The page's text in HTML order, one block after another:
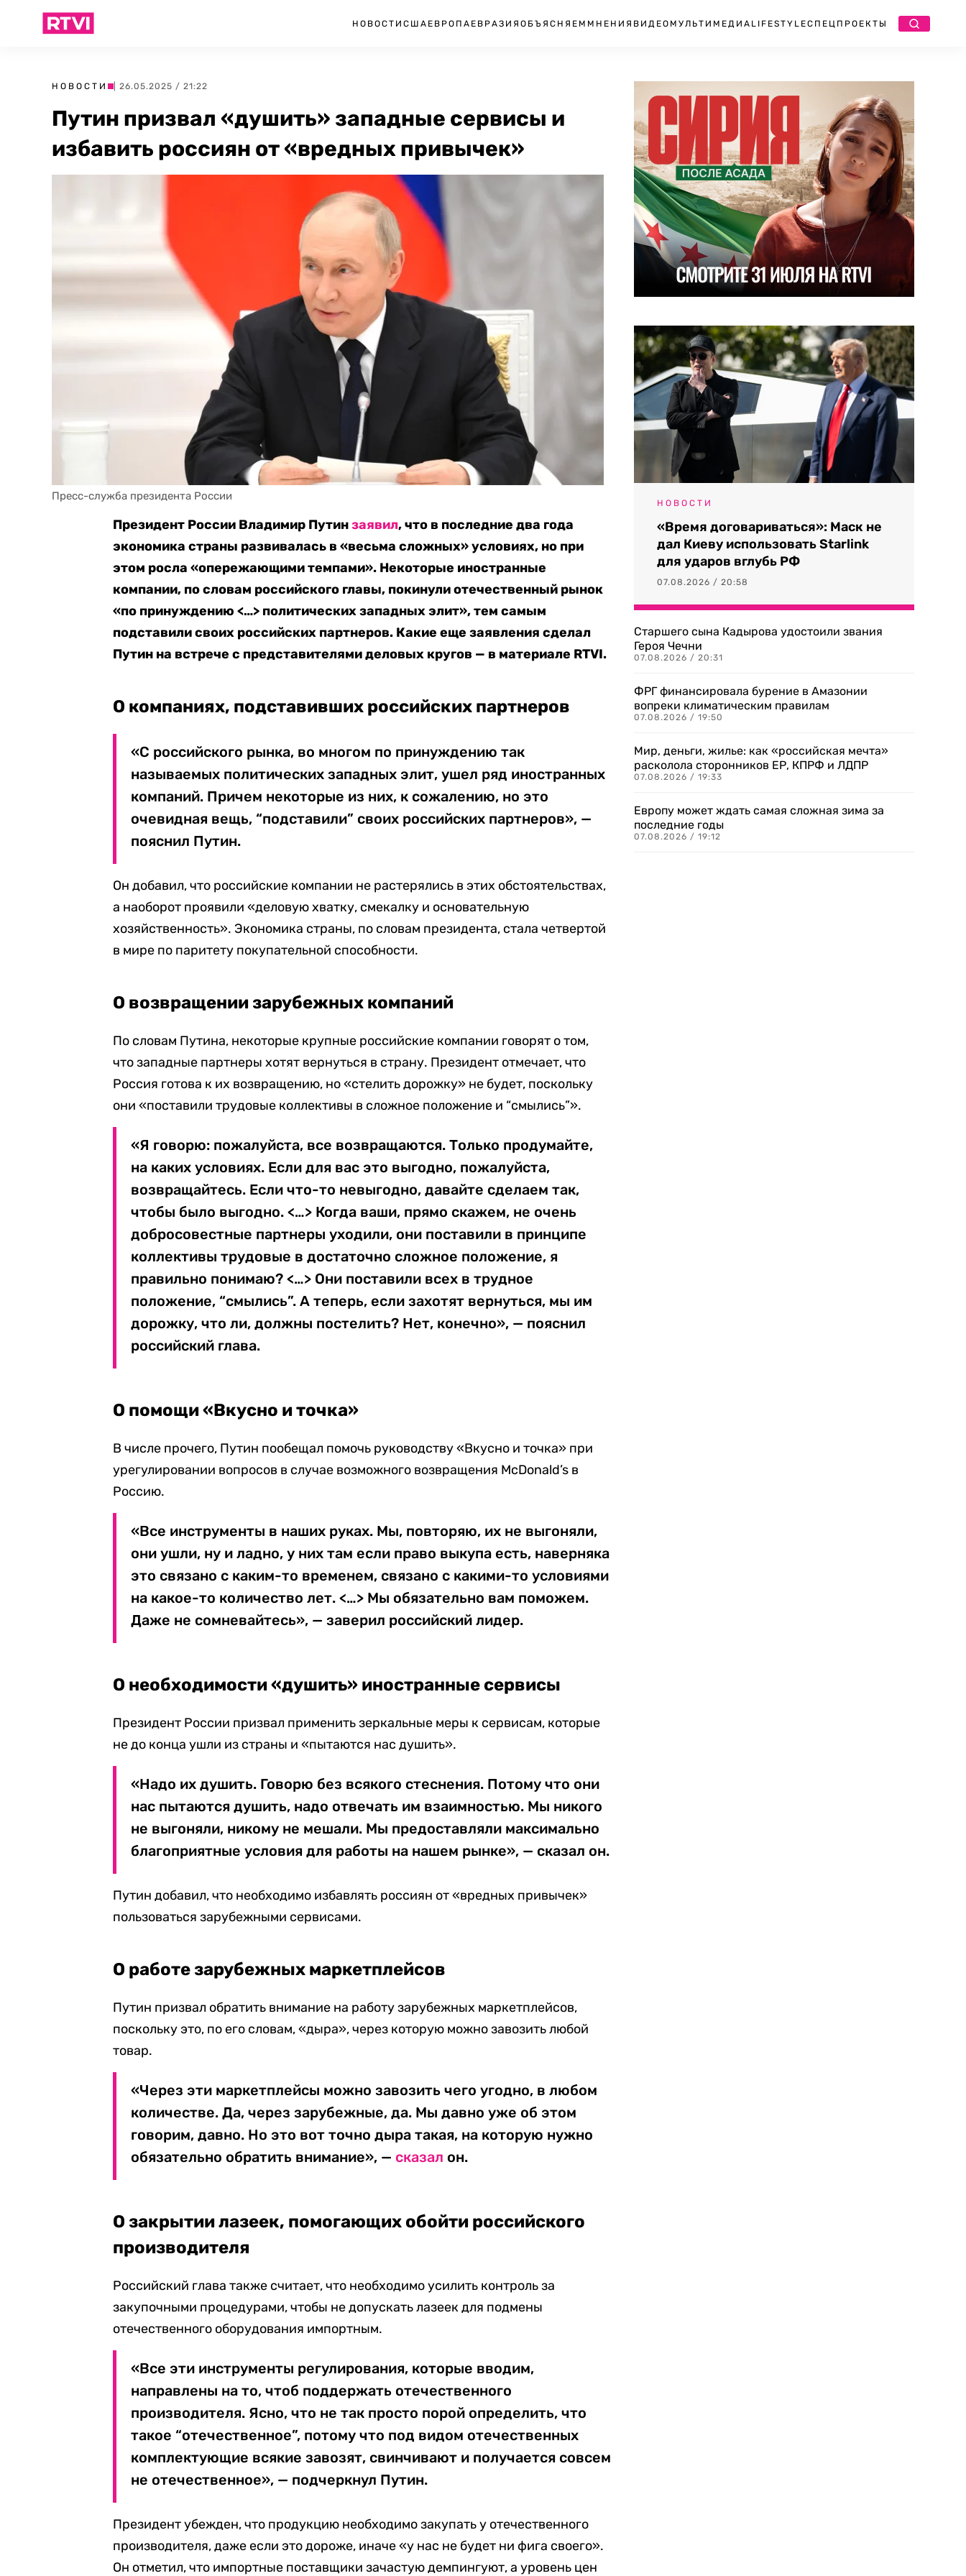
НОВОСТИ США ЕВРОПА ЕВРАЗИЯ ОБЪЯСНЯЕМ МНЕНИЯ ВИДЕО МУЛЬТИМЕДИА LIFESTYLEСПЕЦПРОЕКТЫ
НОВОСТИ | 26.05.2025 / 21:22
Путин призвал «душить» западные сервисы и
избавить россиян от «вредных привычек»
Пресс-служба президента России
Президент России Владимир Путинзаявил, что в последние два года
экономика страны развивалась в «весьма сложных» условиях, но при
этом росла «опережающими темпами». Некоторые иностранные
компании, по словам российского главы, покинули отечественный рынок
«по принуждению <…> политических западных элит», тем самым
подставили своих российских партнеров. Какие еще заявления сделал
Путин на встрече с представителями деловых кругов — в материале RTVI.
О компаниях, подставивших российских партнеров
«С российского рынка, во многом по принуждению так
называемых политических западных элит, ушел ряд иностранных
компаний. Причем некоторые из них, к сожалению, но это
очевидная вещь, “подставили” своих российских партнеров», —
пояснил Путин.
Он добавил, что российские компании не растерялись в этих обстоятельствах,
а наоборот проявили «деловую хватку, смекалку и основательную
хозяйственность». Экономика страны, по словам президента, стала четвертой
в мире по паритету покупательной способности.
О возвращении зарубежных компаний
По словам Путина, некоторые крупные российские компании говорят о том,
что западные партнеры хотят вернуться в страну. Президент отмечает, что
Россия готова к их возвращению, но «стелить дорожку» не будет, поскольку
они «поставили трудовые коллективы в сложное положение и “смылись”».
«Я говорю: пожалуйста, все возвращаются. Только продумайте,
на каких условиях. Если для вас это выгодно, пожалуйста,
возвращайтесь. Если что-то невыгодно, давайте сделаем так,
чтобы было выгодно. <…> Когда ваши, прямо скажем, не очень
добросовестные партнеры уходили, они поставили в принципе
коллективы трудовые в достаточно сложное положение, я
правильно понимаю? <…> Они поставили всех в трудное
положение, “смылись”. А теперь, если захотят вернуться, мы им
дорожку, что ли, должны постелить? Нет, конечно», — пояснил
российский глава.
О помощи «Вкусно и точка»
В числе прочего, Путин пообещал помочь руководству «Вкусно и точка» при
урегулировании вопросов в случае возможного возвращения McDonald’s в
Россию.
«Все инструменты в наших руках. Мы, повторяю, их не выгоняли,
они ушли, ну и ладно, у них там если право выкупа есть, наверняка
это связано с каким-то временем, связано с какими-то условиями
на какое-то количество лет. <…> Мы обязательно вам поможем.
Даже не сомневайтесь», — заверил российский лидер.
О необходимости «душить» иностранные сервисы
Президент России призвал применить зеркальные меры к сервисам, которые
не до конца ушли из страны и «пытаются нас душить».
«Надо их душить. Говорю без всякого стеснения. Потому что они
нас пытаются душить, надо отвечать им взаимностью. Мы никого
не выгоняли, никому не мешали. Мы предоставляли максимально
благоприятные условия для работы на нашем рынке», — сказал он.
Путин добавил, что необходимо избавлять россиян от «вредных привычек»
пользоваться зарубежными сервисами.
О работе зарубежных маркетплейсов
Путин призвал обратить внимание на работу зарубежных маркетплейсов,
поскольку это, по его словам, «дыра», через которую можно завозить любой
товар.
«Через эти маркетплейсы можно завозить чего угодно, в любом
количестве. Да, через зарубежные, да. Мы давно уже об этом
говорим, давно. Но это вот точно дыра такая, на которую нужно
обязательно обратить внимание», — сказал он.
О закрытии лазеек, помогающих обойти российского
производителя
Российский глава также считает, что необходимо усилить контроль за
закупочными процедурами, чтобы не допускать лазеек для подмены
отечественного оборудования импортным.
«Все эти инструменты регулирования, которые вводим,
направлены на то, чтоб поддержать отечественного
производителя. Ясно, что не так просто порой определить, что
такое “отечественное”, потому что под видом отечественных
комплектующие всякие завозят, свинчивают и получается совсем
не отечественное», — подчеркнул Путин.
Президент убежден, что продукцию необходимо закупать у отечественного
производителя, даже если это дороже, иначе «у нас не будет ни фига своего».
Он отметил, что импортные поставщики зачастую демпингуют, а уровень цен
НОВОСТИ
«Время договариваться»: Маск не
дал Киеву использовать Starlink
для ударов вглубь РФ
07.08.2026 / 20:58
Старшего сына Кадырова удостоили звания
Героя Чечни
07.08.2026 / 20:31
ФРГ финансировала бурение в Амазонии
вопреки климатическим правилам
07.08.2026 / 19:50
Мир, деньги, жилье: как «российская мечта»
расколола сторонников ЕР, КПРФ и ЛДПР
07.08.2026 / 19:33
Европу может ждать самая сложная зима за
последние годы
07.08.2026 / 19:12